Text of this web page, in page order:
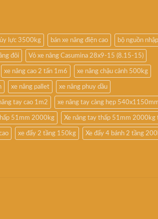
lực 3500kg bán xe nâng điện cao bộ nguồn
đôi Vỏ xe nâng Casumina 28x9-15 (8.15-15)
xe nâng cao 2 tấn 1m6 xe nâng chậu cảnh 500kg
xe nâng pallet xe nâng phuy dầu
tay cao 1m2 xe nâng tay càng hẹp
51mm 2000kg Xe nâng tay thấp 51mm 2000kg
xe đẩy 2 tầng 150kg Xe đẩy 4 bánh 2 tầng